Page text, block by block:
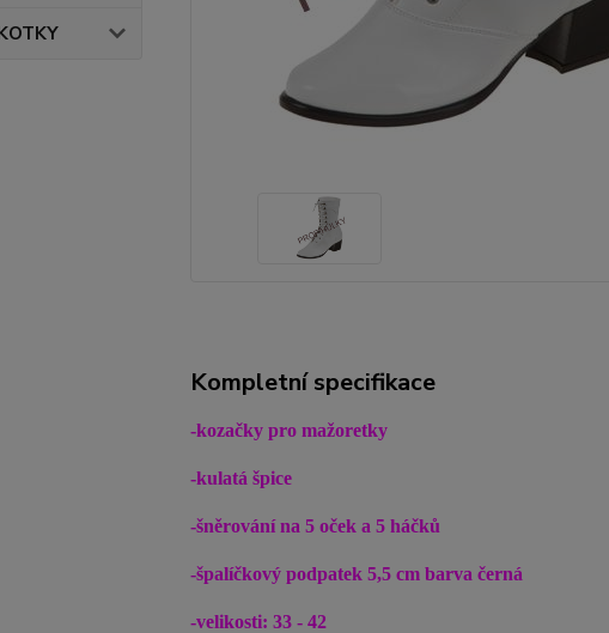
Kompletní specifikace
-kozačky pro mažoretky
-kulatá špice
-šněrování na 5 oček a 5 háčků
-špalíčkový podpatek 5,5 cm barva černá
-velikosti: 33 - 42